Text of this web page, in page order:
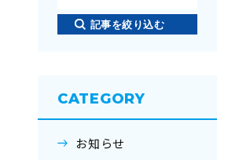
記事を絞り込む
CATEGORY
お知らせ